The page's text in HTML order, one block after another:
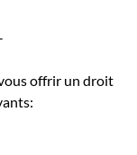
offrir un droit